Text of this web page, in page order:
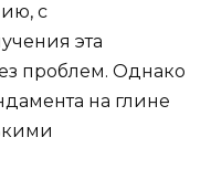
с
эта
проблем. Однако
на глине